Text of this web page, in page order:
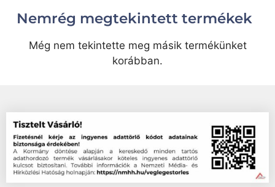
Nemrég megtekintett termékek
Még nem tekintette meg másik termékünket
korábban.